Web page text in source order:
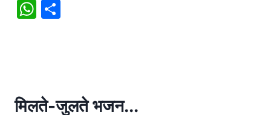
W
p
मिलते-जुलते भजन...